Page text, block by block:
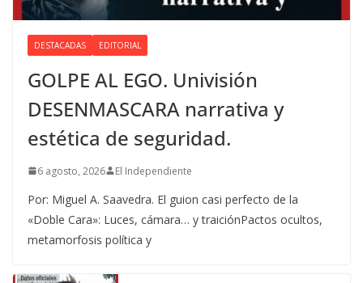
DESTACADAS EDITORIAL
GOLPE AL EGO. Univisión
DESENMASCARA narrativa y
estética de seguridad.
6 agosto, 2026 El Independiente
Por: Miguel A. Saavedra. El guion casi perfecto de la
«Doble Cara»: Luces, cámara… y traiciónPactos ocultos,
metamorfosis política y